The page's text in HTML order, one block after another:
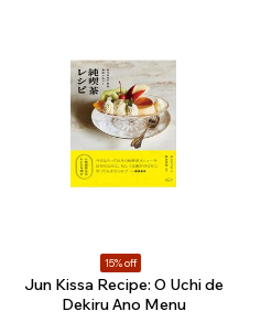
15% off
Jun Kissa Recipe: O Uchi de
Dekiru Ano Menu